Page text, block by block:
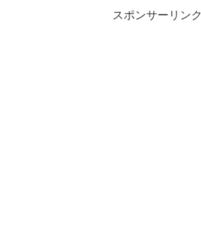
スポンサーリンク